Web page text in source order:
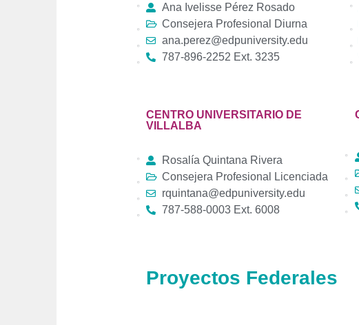
Ana Ivelisse Pérez Rosado
Consejera Profesional Diurna
ana.perez@edpuniversity.edu
787-896-2252 Ext. 3235
CENTRO UNIVERSITARIO DE
VILLALBA
Rosalía Quintana Rivera
Consejera Profesional Licenciada
rquintana@edpuniversity.edu
787-588-0003 Ext. 6008
Proyectos Federales